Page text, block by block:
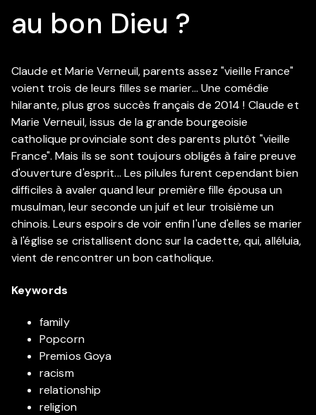
au bon Dieu ?
Claude et Marie Verneuil, parents assez "vieille France"
voient trois de leurs filles se marier... Une comédie
hilarante, plus gros succès français de 2014 ! Claude et
Marie Verneuil, issus de la grande bourgeoisie
catholique provinciale sont des parents plutôt "vieille
France". Mais ils se sont toujours obligés à faire preuve
d'ouverture d'esprit... Les pilules furent cependant bien
difficiles à avaler quand leur première fille épousa un
musulman, leur seconde un juif et leur troisième un
chinois. Leurs espoirs de voir enfin l'une d'elles se marier
à l'église se cristallisent donc sur la cadette, qui, alléluia,
vient de rencontrer un bon catholique.
Keywords
family
Popcorn
Premios Goya
racism
relationship
religion